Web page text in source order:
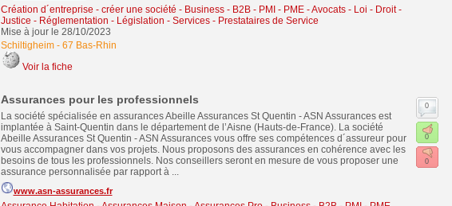
Création d´entreprise - créer une société - Business - B2B - PMI - PME-Avocats - Loi - Droit -
Justice - Réglementation - Législation - Services - Prestataires de Service
Mise à jour le 28/10/2023
Schiltigheim- 67 Bas-Rhin
Voir la fiche
Assurances pour les professionnels
La société spécialisée en assurances Abeille Assurances St Quentin - ASN Assurances est
implantée à Saint-Quentin dans le département de l’Aisne (Hauts-de-France). La société
Abeille Assurances St Quentin - ASN Assurances vous offre ses compétences d´assureur pour
vous accompagner dans vos projets. Nous proposons des assurances en cohérence avec les
besoins de tous les professionnels. Nos conseillers seront en mesure de vous proposer une
assurance personnalisée par rapport à ...
www.asn-assurances.fr
0
0
0